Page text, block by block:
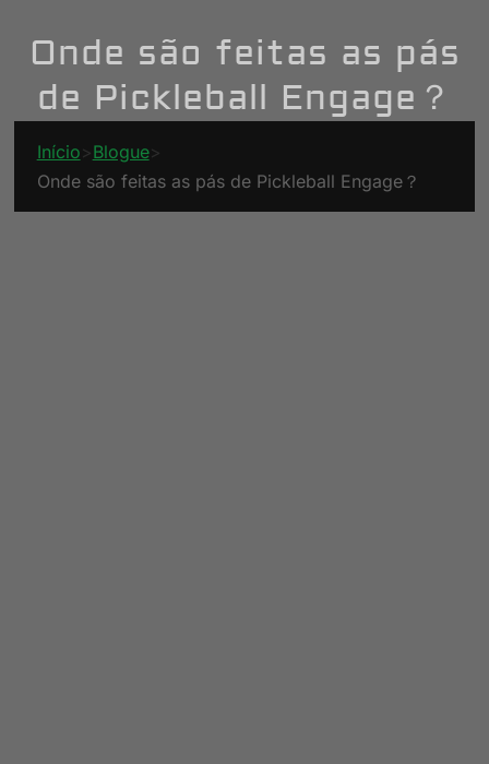
Onde são feitas as pás
de Pickleball Engage？
Início>Blogue>
Onde são feitas as pás de Pickleball Engage？